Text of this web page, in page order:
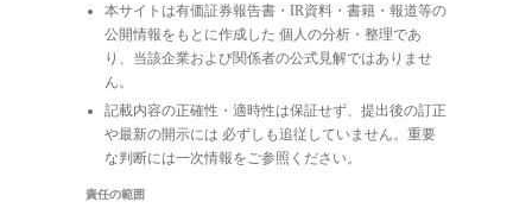
本サイトは有価証券報告書・IR資料・書籍・報道等の
公開情報をもとに作成した 個人の分析・整理であ
り、当該企業および関係者の公式見解ではありませ
ん。
記載内容の正確性・適時性は保証せず、提出後の訂正
や最新の開示には 必ずしも追従していません。重要
な判断には一次情報をご参照ください。
責任の範囲